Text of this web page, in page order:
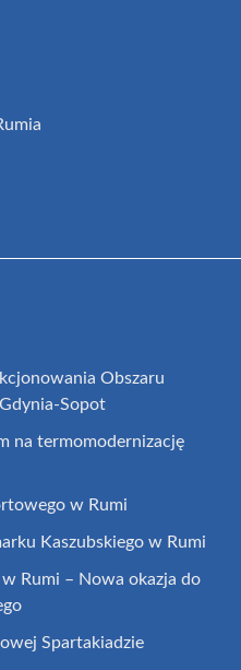
Obszaru
Sopot
na termomodernizację
w Rumi
Kaszubskiego w Rumi
Rumi – Nowa okazja do
Spartakiadzie